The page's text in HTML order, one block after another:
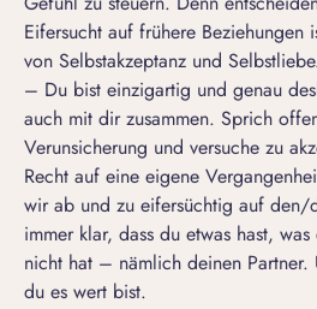
Eifersucht auf frühere Beziehungen
von Selbstakzeptanz und
– Du bist einzigartig und genau
auch mit dir zusammen. Sprich
Verunsicherung und versuche zu
Recht auf eine eigene
wir ab und zu eifersüchtig auf
immer klar, dass du etwas hast,
nicht hat – nämlich deinen
du es wert bist.